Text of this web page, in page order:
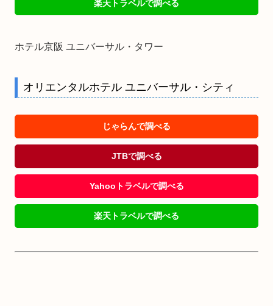
楽天トラベルで調べる
ホテル京阪 ユニバーサル・タワー
オリエンタルホテル ユニバーサル・シティ
じゃらんで調べる
JTBで調べる
Yahooトラベルで調べる
楽天トラベルで調べる